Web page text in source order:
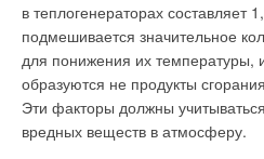
в теплогенераторах составляет
подмешивается значительное
для понижения их температуры,
образуются не продукты
Эти факторы должны
вредных веществ в атмосферу.
В этой теме еще нет комментариев
Добавить комментарий
Ваше имя *